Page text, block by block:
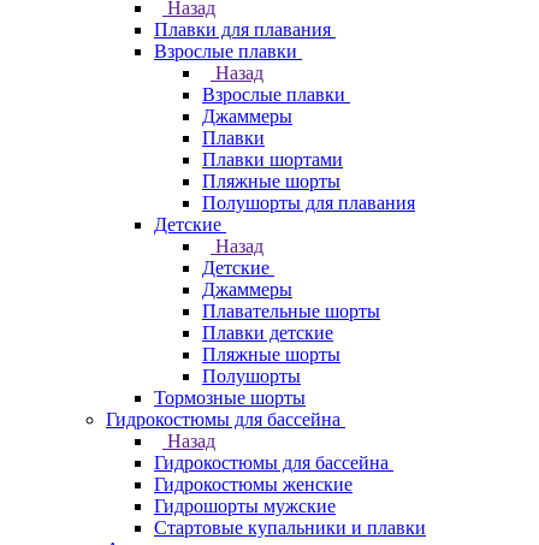
Назад
Плавки для плавания
Взрослые плавки
Назад
Взрослые плавки
Джаммеры
Плавки
Плавки шортами
Пляжные шорты
Полушорты для плавания
Детские
Назад
Детские
Джаммеры
Плавательные шорты
Плавки детские
Пляжные шорты
Полушорты
Тормозные шорты
Гидрокостюмы для бассейна
Назад
Гидрокостюмы для бассейна
Гидрокостюмы женские
Гидрошорты мужские
Стартовые купальники и плавки